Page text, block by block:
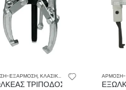
43-001
,ΚΛΑΣΙΚΟΙ ΕΞΩΛΚΕΙΣ ΡΟΥΛΕΜΑΝ
7963-03 KINGTONY
ΑΡΜΟΣΗ-ΕΞΑΡΜΟΣΗ,
ΕΞΩΛΚΕΑΣ